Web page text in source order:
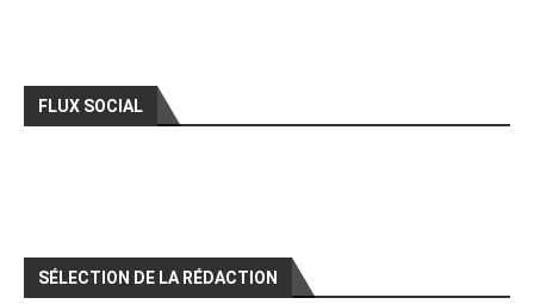
FLUX SOCIAL
SÉLECTION DE LA RÉDACTION